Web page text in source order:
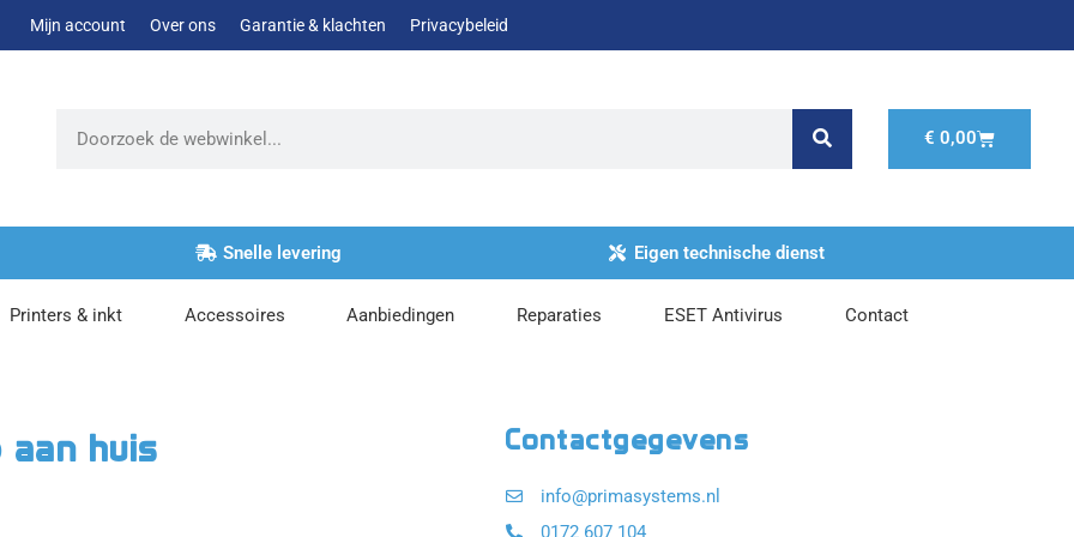
Mijn account Over ons Garantie & klachten Privacybeleid
€ 0,00
Snelle levering Eigen technische dienst
Printers & inkt Accessoires Aanbiedingen Reparaties ESET Antivirus Contact
huis Contactgegevens
info@primasystems.nl
0172 607 104